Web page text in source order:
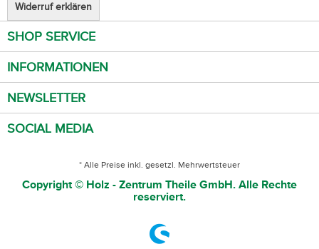
Widerruf erklären
SHOP SERVICE
INFORMATIONEN
NEWSLETTER
SOCIAL MEDIA
* Alle Preise inkl. gesetzl. Mehrwertsteuer
Copyright © Holz - Zentrum Theile GmbH. Alle Rechte
reserviert.